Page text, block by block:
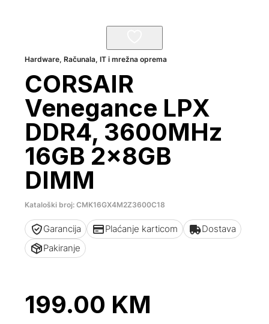
Hardware,Računala, IT i mrežna oprema
CORSAIR
Venegance LPX
DDR4, 3600MHz
16GB 2x8GB
DIMM
Kataloški broj: CMK16GX4M2Z3600C18
Garancija Plaćanje karticom
Dostava
Pakiranje
199.00 KM